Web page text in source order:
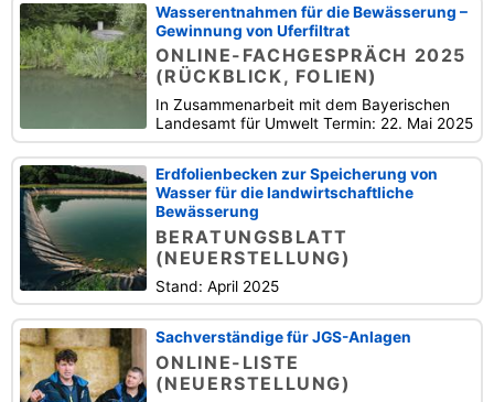
Wasserentnahmen für die Bewässerung –
Gewinnung von Uferfiltrat
ONLINE-FACHGESPRÄCH 2025
(RÜCKBLICK, FOLIEN)
In Zusammenarbeit mit dem Bayerischen
Landesamt für Umwelt Termin: 22. Mai 2025
Erdfolienbecken zur Speicherung von
Wasser für die landwirtschaftliche
Bewässerung
BERATUNGSBLATT
(NEUERSTELLUNG)
Stand: April 2025
Sachverständige für JGS-Anlagen
ONLINE-LISTE
(NEUERSTELLUNG)